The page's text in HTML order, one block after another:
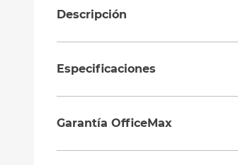
Descripción
Especificaciones
Garantía OfficeMax